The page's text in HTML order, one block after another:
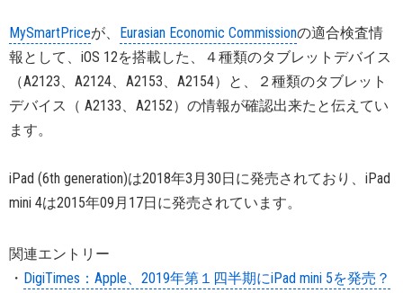
MySmartPriceが、 Eurasian Economic Commissionの適合検査情
報として、iOS 12を搭載した、４種類のタブレットデバイス
（A2123、A2124、A2153、A2154）と、２種類のタブレット
デバイス（ A2133、A2152）の情報が確認出来たと伝えてい
ます。
iPad (6th generation)は2018年3月30日に発売されており、iPad
mini 4は2015年09月17日に発売されています。
関連エントリー
・ DigiTimes：Apple、2019年第１四半期にiPad mini 5を発売？